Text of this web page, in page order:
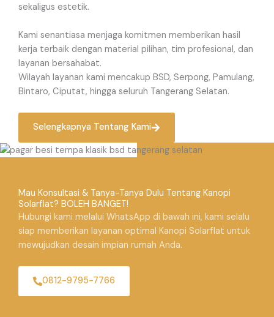
sekaligus estetik.
Kami senantiasa menjaga komitmen memberikan hasil
kerja terbaik dengan material pilihan, tim profesional, dan
layanan bersahabat.
Wilayah layanan kami mencakup BSD, Serpong, Pamulang,
Bintaro, Ciputat, hingga seluruh Tangerang Selatan.
Selengkapnya Tentang Kami
Mau Konsultasi & Tanya-Tanya Dulu Tentang Kanopi
Solarflat? BOLEH BANGET!
Hubungi kami melalui WhatsApp di bawah ini, kami selalu
siap memberikan layanan optimal Kanopi Solarflat untuk
mewujudkan desain impian rumah Anda.
0812-9795-7766